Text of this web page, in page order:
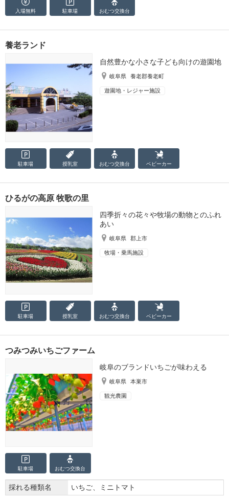
入場無料 駐車場 おむつ交換台
養老ランド
自然豊かな小さな子ども向けの遊園地
岐阜県 養老郡養老町
遊園地・レジャー施設
駐車場 授乳室 おむつ交換台 ベビーカー
ひるがの高原 牧歌の里
四季折々の花々や牧場の動物とのふれ
あい
岐阜県 郡上市
牧場・乗馬施設
駐車場 授乳室 おむつ交換台 ベビーカー
つみつみいちごファーム
岐阜のブランドいちごが味わえる
岐阜県 本巣市
観光農園
駐車場 おむつ交換台
採れる種類名 いちご、ミニトマト